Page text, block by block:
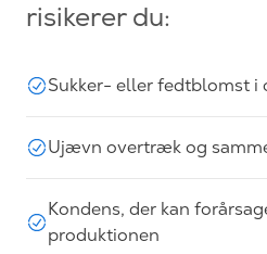
risikerer du:
Sukker- eller fedtblomst i
Ujævn overtræk og
Kondens, der kan
produktionen